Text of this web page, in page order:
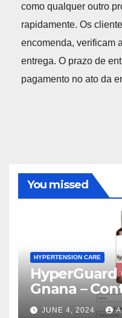
como qualquer outro
rapidamente. Os
encomenda, verificam
entrega. O prazo de
pagamento no ato da
You missed
HYPERTENSION CARE
HyperGuard
Gnana –
JUNE 4, 2024